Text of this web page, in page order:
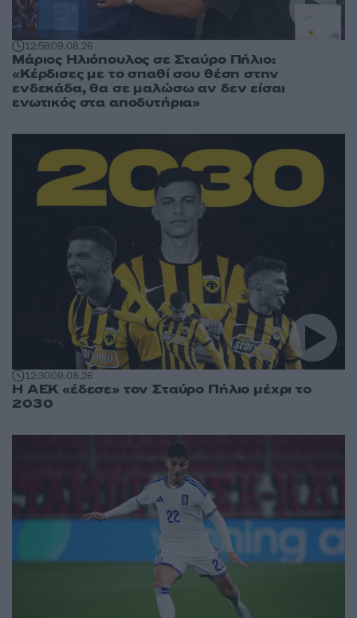
12:5809.08.26
Μάριος Ηλιόπουλος σε Σταύρο Πήλιο:
«Κέρδισες με το σπαθί σου θέση στην
ενδεκάδα, θα σε μαλώσω αν δεν είσαι
ενωτικός στα αποδυτήρια»
12:3009.08.26
Η ΑΕΚ «έδεσε» τον Σταύρο Πήλιο μέχρι το
2030